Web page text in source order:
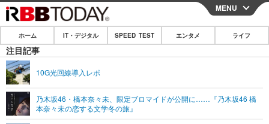
CLOSE
ホーム
IT・デジタル
ネタ
SPEED TEST
エンタメ
MENU
ホーム IT・デジタル SPEED TEST エンタメ ライフ
注目記事
10G光回線導入レポ
乃木坂46・橋本奈々未、限定ブロマイドが公開に……『乃木坂46 橋
本奈々未の恋する文学冬の旅』